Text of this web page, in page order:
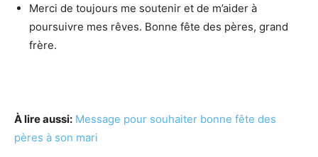
Merci de toujours me soutenir et de m’aider à
poursuivre mes rêves. Bonne fête des pères, grand
frère.
À lire aussi: Message pour souhaiter bonne fête des
pères à son mari